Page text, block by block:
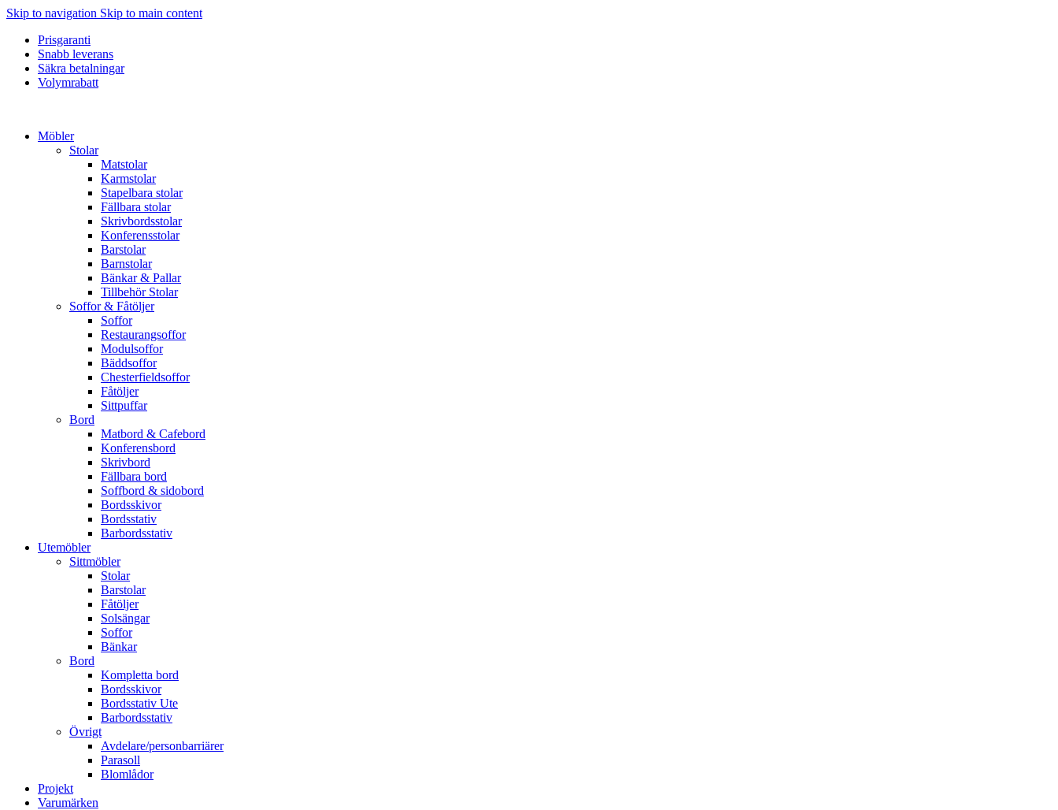
Skip to navigation Skip to main content
Prisgaranti
Snabb leverans
Säkra betalningar
Volymrabatt
Möbler
Stolar
Matstolar
Karmstolar
Stapelbara stolar
Fällbara stolar
Skrivbordsstolar
Konferensstolar
Barstolar
Barnstolar
Bänkar & Pallar
Tillbehör Stolar
Soffor & Fåtöljer
Soffor
Restaurangsoffor
Modulsoffor
Bäddsoffor
Chesterfieldsoffor
Fåtöljer
Sittpuffar
Bord
Matbord & Cafebord
Konferensbord
Skrivbord
Fällbara bord
Soffbord & sidobord
Bordsskivor
Bordsstativ
Barbordsstativ
Utemöbler
Sittmöbler
Stolar
Barstolar
Fåtöljer
Solsängar
Soffor
Bänkar
Bord
Kompletta bord
Bordsskivor
Bordsstativ Ute
Barbordsstativ
Övrigt
Avdelare/personbarriärer
Parasoll
Blomlådor
Projekt
Varumärken